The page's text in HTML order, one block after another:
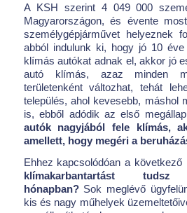
A KSH szerint 4 049 000
Magyarországon, és évente
személygépjárművet helyeznek
abból indulunk ki, hogy jó 10
klímás autókat adnak el, akkor jó
autó klímás, azaz minden
területenként változhat, tehát
település, ahol kevesebb, máshol
is, ebből adódik az első
autók nagyjából fele klímás,
amellett, hogy megéri a
Ehhez kapcsolódóan a
klímakarbantartást
hónapban? Sok meglévő
kis és nagy műhelyek